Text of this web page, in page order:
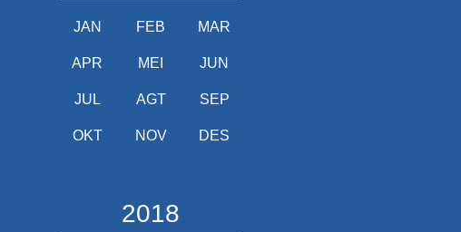
JAN FEB MAR
APR MEI JUN
JUL AGT SEP
OKT NOV DES
2018